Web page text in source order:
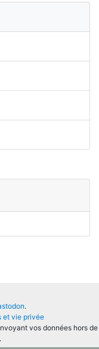
.
et vie privée
vos données hors de